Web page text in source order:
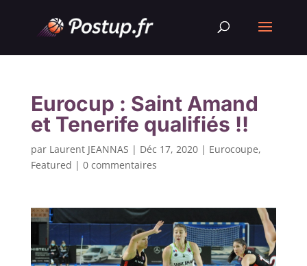
Eurocup : Saint Amand
et Tenerife qualifiés !!
par Laurent JEANNAS | Déc 17, 2020| Eurocoupe,
Featured | 0 commentaires